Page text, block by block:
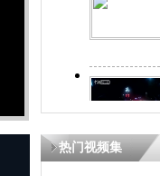
热门视频集